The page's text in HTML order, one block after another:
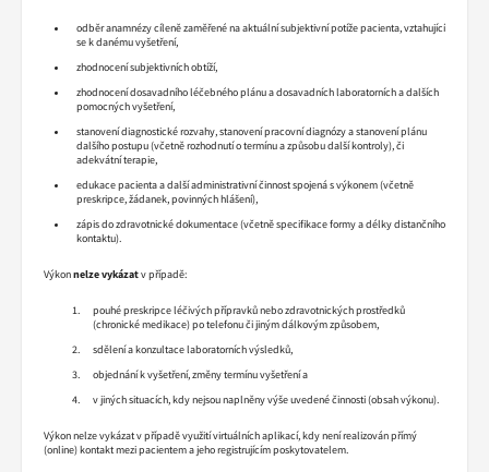
odběr anamnézy cíleně zaměřené na aktuální subjektivní potíže pacienta, vztahující
se k danému vyšetření,
zhodnocení subjektivních obtíží,
zhodnocení dosavadního léčebného plánu a dosavadních laboratorních a dalších
pomocných vyšetření,
stanovení diagnostické rozvahy, stanovení pracovní diagnózy a stanovení plánu
dalšího postupu (včetně rozhodnutí o termínu a způsobu další kontroly), či
adekvátní terapie,
edukace pacienta a další administrativní činnost spojená s výkonem (včetně
preskripce, žádanek, povinných hlášení),
zápis do zdravotnické dokumentace (včetně specifikace formy a délky distančního
kontaktu).
Výkonnelze vykázatv případě:
pouhé preskripce léčivých přípravků nebo zdravotnických prostředků
(chronické medikace) po telefonu či jiným dálkovým způsobem,
sdělení a konzultace laboratorních výsledků,
objednání k vyšetření, změny termínu vyšetření a
v jiných situacích, kdy nejsou naplněny výše uvedené činnosti (obsah výkonu).
Výkon nelze vykázat v případě využití virtuálních aplikací, kdy není realizován přímý
(online) kontakt mezi pacientem a jeho registrujícím poskytovatelem.